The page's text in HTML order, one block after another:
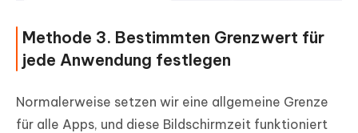
Methode 3. Bestimmten Grenzwert für
jede Anwendung festlegen
Normalerweise setzen wir eine allgemeine Grenze
für alle Apps, und diese Bildschirmzeit funktioniert